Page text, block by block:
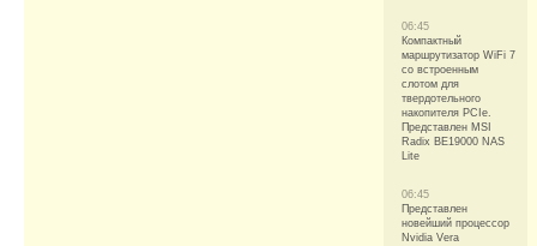
06:45
Компактный
маршрутизатор WiFi 7
со встроенным
слотом для
твердотельного
накопителя PCIe.
Представлен MSI
Radix BE19000 NAS
Lite
06:45
Представлен
новейший процессор
Nvidia Vera